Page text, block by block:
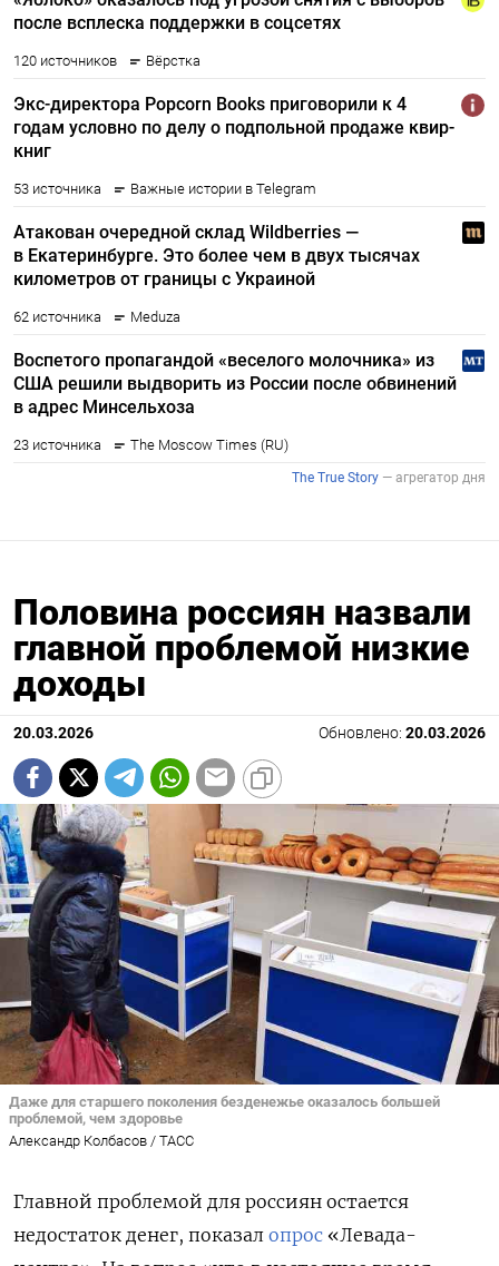
Половина россиян назвали
главной проблемой низкие
доходы
20.03.2026 Обновлено: 20.03.2026
Даже для старшего поколения безденежье оказалось большей
проблемой, чем здоровье
Александр Колбасов / ТАСС
Главной проблемой для россиян остается
недостаток денег, показал опрос «Левада-